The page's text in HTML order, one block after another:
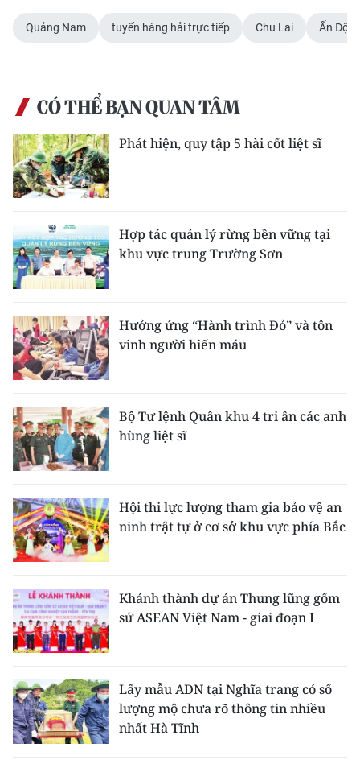
Quảng Nam tuyến hàng hải trực tiếp Chu Lai Ấn Độ
CÓ THỂ BẠN QUAN TÂM
Phát hiện, quy tập 5 hài cốt liệt sĩ
Hợp tác quản lý rừng bền vững tại
khu vực trung Trường Sơn
Hưởng ứng “Hành trình Đỏ” và tôn
vinh người hiến máu
Bộ Tư lệnh Quân khu 4 tri ân các anh
hùng liệt sĩ
Hội thi lực lượng tham gia bảo vệ an
ninh trật tự ở cơ sở khu vực phía Bắc
Khánh thành dự án Thung lũng gốm
sứ ASEAN Việt Nam - giai đoạn I
Lấy mẫu ADN tại Nghĩa trang có số
lượng mộ chưa rõ thông tin nhiều
nhất Hà Tĩnh